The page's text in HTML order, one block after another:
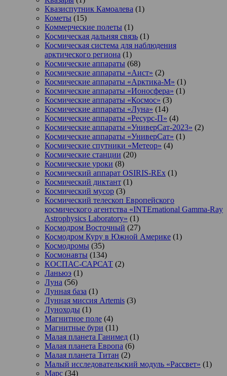
Квазиспутник Камоалева (1)
Кометы (15)
Коммерческие полеты (1)
Космическая дальняя связь (1)
Космическая система для наблюдения
арктического региона (1)
Космические аппараты (68)
Космические аппараты «Аист» (2)
Космические аппараты «Арктика-М» (1)
Космические аппараты «Ионосфера» (1)
Космические аппараты «Космос» (3)
Космические аппараты «Луна» (14)
Космические аппараты «Ресурс-П» (4)
Космические аппараты «УниверСат-2023» (2)
Космические аппараты «УниверСат» (1)
Космические спутники «Метеор» (4)
Космические станции (20)
Космические уроки (8)
Космический аппарат OSIRIS-REx (1)
Космический диктант (1)
Космический мусор (3)
Космический телескоп Европейского
космического агентства «INTErnational Gamma-Ray
Astrophysics Laboratory» (1)
Космодром Восточный (27)
Космодром Куру в Южной Америке (1)
Космодромы (35)
Космонавты (134)
КОСПАС-САРСАТ (2)
Ланьюэ (1)
Луна (56)
Лунная база (1)
Лунная миссия Artemis (3)
Луноходы (1)
Магнитное поле (4)
Магнитные бури (11)
Малая планета Ганимед (1)
Малая планета Европа (6)
Малая планета Титан (2)
Малый исследовательский модуль «Рассвет» (1)
Марс (34)